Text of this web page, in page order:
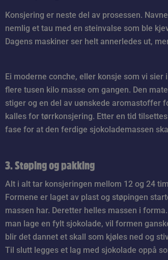
Konsjering er neste del av prosessen.
nemlig et tau med en steinvalse som ble
Dagens maskiner ser helt annerledes ut,
Ei moderne conche, eller konsje som vi
flere tusen kilo masse om gangen. Den
stiger og en del av uønskede aromastoffer
kalles for tørrkonsjering. Etter en tid
fase for at den ferdige sjokolademassen
3. Støping og pakking
Alt i alt tar konsjeringen mellom 12 og 24
Formene er laget av plast og støpingen
massen har. Deretter helles massen i
man lage en fylt sjokolade, vil formen
blir det dannet et skall som kjøles ned og
Til slutt legges et lag med sjokolade oppå